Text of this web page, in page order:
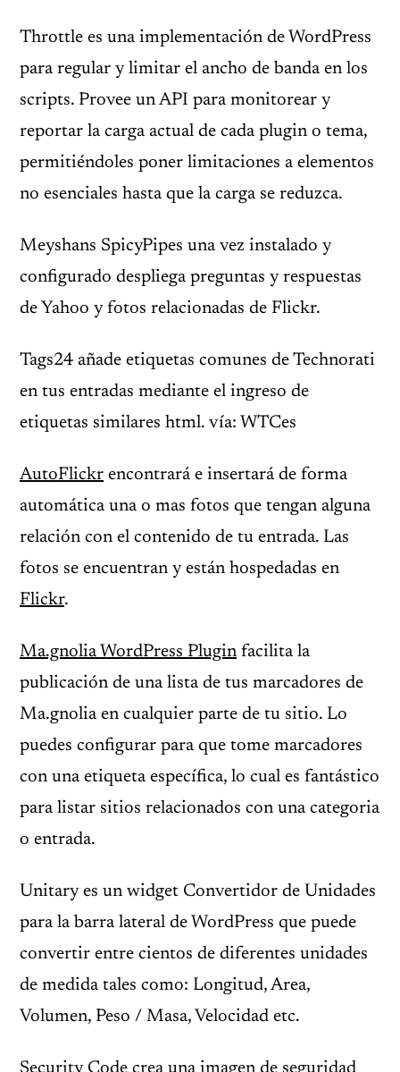
Throttle es una implementación de WordPress
para regular y limitar el ancho de banda en los
scripts. Provee un API para monitorear y
reportar la carga actual de cada plugin o tema,
permitiéndoles poner limitaciones a elementos
no esenciales hasta que la carga se reduzca.
Meyshans SpicyPipes una vez instalado y
configurado despliega preguntas y respuestas
de Yahoo y fotos relacionadas de Flickr.
Tags24 añade etiquetas comunes de Technorati
en tus entradas mediante el ingreso de
etiquetas similares html. vía: WTCes
AutoFlickr encontrará e insertará de forma
automática una o mas fotos que tengan alguna
relación con el contenido de tu entrada. Las
fotos se encuentran y están hospedadas en
Flickr.
Ma.gnolia WordPress Pluginfacilita la
publicación de una lista de tus marcadores de
Ma.gnolia en cualquier parte de tu sitio. Lo
puedes configurar para que tome marcadores
con una etiqueta específica, lo cual es fantástico
para listar sitios relacionados con una categoria
o entrada.
Unitary es un widget Convertidor de Unidades
para la barra lateral de WordPress que puede
convertir entre cientos de diferentes unidades
de medida tales como: Longitud, Area,
Volumen, Peso / Masa, Velocidad etc.
Security Code crea una imagen de seguridad